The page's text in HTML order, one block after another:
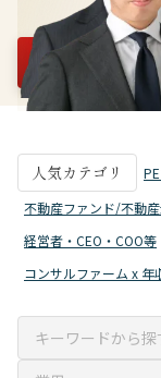
3万
無料1分
人気カテゴリ
不動産ファンド/不動
経営者・CEO・COO等
コンサルファーム x 年